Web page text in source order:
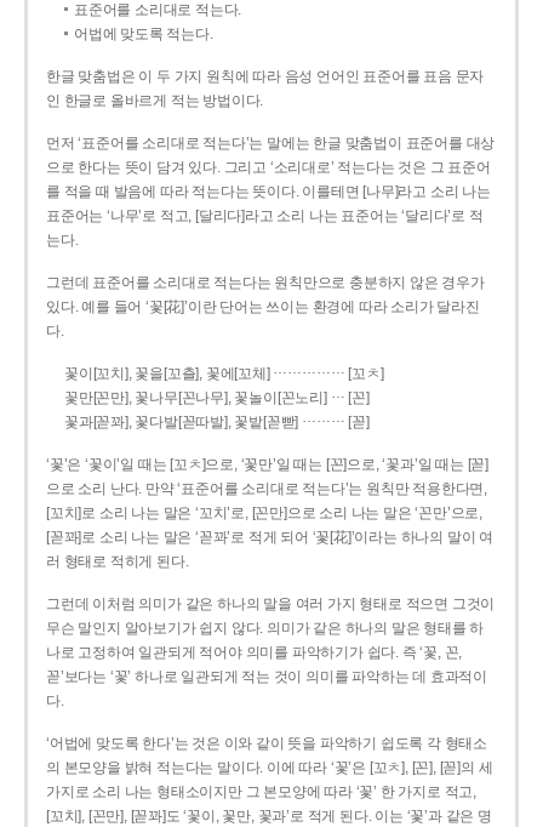
표준어를 소리대로 적는다.
어법에 맞도록 적는다.
한글 맞춤법은 이 두 가지 원칙에 따라 음성 언어인 표준어를 표음 문자
인 한글로 올바르게 적는 방법이다.
먼저 ‘표준어를 소리대로 적는다’는 말에는 한글 맞춤법이 표준어를 대상
으로 한다는 뜻이 담겨 있다. 그리고 ‘소리대로’ 적는다는 것은 그 표준어
를 적을 때 발음에 따라 적는다는 뜻이다. 이를테면 [나무]라고 소리 나는
표준어는 ‘나무’로 적고, [달리다]라고 소리 나는 표준어는 ‘달리다’로 적
는다.
그런데 표준어를 소리대로 적는다는 원칙만으로 충분하지 않은 경우가
있다. 예를 들어 ‘꽃[花]’이란 단어는 쓰이는 환경에 따라 소리가 달라진
다.
꽃이[꼬치], 꽃을[꼬츨], 꽃에[꼬체] …………… [꼬ㅊ]
꽃만[꼰만], 꽃나무[꼰나무], 꽃놀이[꼰노리] … [꼰]
꽃과[꼳꽈], 꽃다발[꼳따발], 꽃밭[꼳빧] ……… [꼳]
‘꽃’은 ‘꽃이’일 때는 [꼬ㅊ]으로, ‘꽃만’일 때는 [꼰]으로, ‘꽃과’일 때는 [꼳]
으로 소리 난다. 만약 ‘표준어를 소리대로 적는다’는 원칙만 적용한다면,
[꼬치]로 소리 나는 말은 ‘꼬치’로, [꼰만]으로 소리 나는 말은 ‘꼰만’으로,
[꼳꽈]로 소리 나는 말은 ‘꼳꽈’로 적게 되어 ‘꽃[花]’이라는 하나의 말이 여
러 형태로 적히게 된다.
그런데 이처럼 의미가 같은 하나의 말을 여러 가지 형태로 적으면 그것이
무슨 말인지 알아보기가 쉽지 않다. 의미가 같은 하나의 말은 형태를 하
나로 고정하여 일관되게 적어야 의미를 파악하기가 쉽다. 즉 ‘꽃, 꼰,
꼳’보다는 ‘꽃’ 하나로 일관되게 적는 것이 의미를 파악하는 데 효과적이
다.
‘어법에 맞도록 한다’는 것은 이와 같이 뜻을 파악하기 쉽도록 각 형태소
의 본모양을 밝혀 적는다는 말이다. 이에 따라 ‘꽃’은 [꼬ㅊ], [꼰], [꼳]의 세
가지로 소리 나는 형태소이지만 그 본모양에 따라 ‘꽃’ 한 가지로 적고,
[꼬치], [꼰만], [꼳꽈]도 ‘꽃이, 꽃만, 꽃과’로 적게 된다. 이는 ‘꽃’과 같은 명